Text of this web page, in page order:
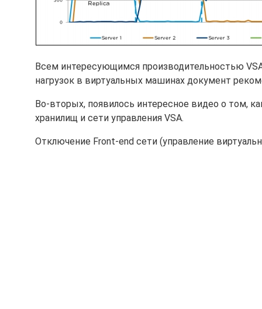
Всем интересующимся производительностью
нагрузок в виртуальных машинах документ
Во-вторых, появилось интересное видео о том,
хранилищ и сети управления VSA.
Отключение Front-end сети (управление